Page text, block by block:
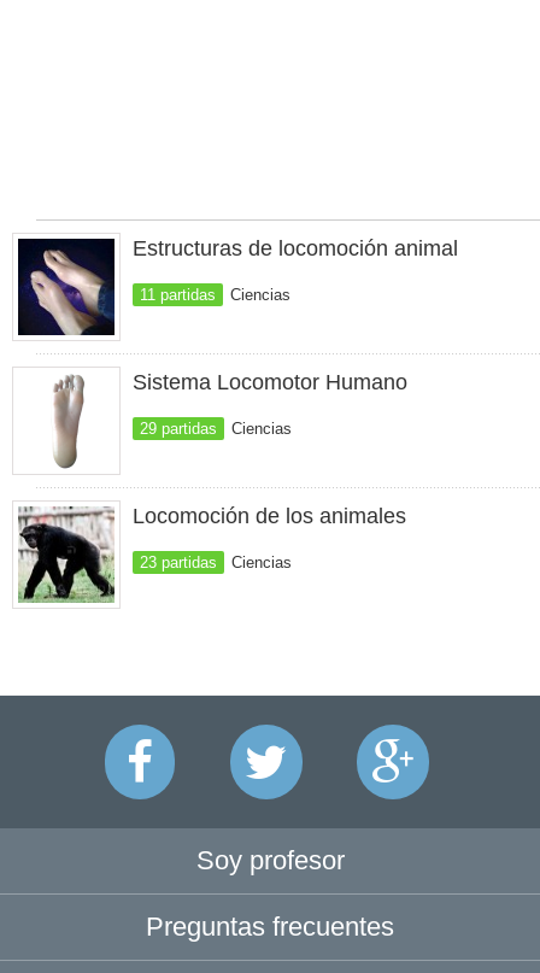
Estructuras de locomoción animal
11 partidas Ciencias
Sistema Locomotor Humano
29 partidas Ciencias
Locomoción de los animales
23 partidas Ciencias
Soy profesor
Preguntas frecuentes